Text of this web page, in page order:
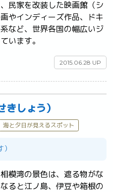
民家を改装した映画館（シ
やインディーズ作品、ドキ
など、世界各国の幅広いジ
2015.06.28 UP
しょう）
海と夕日が見えるスポット
模湾の景色は、遮る物がな
ると江ノ島、伊豆や箱根の